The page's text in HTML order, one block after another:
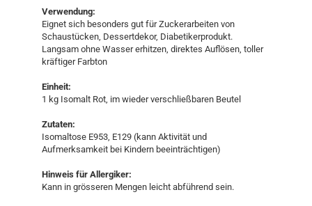
Verwendung:
Eignet sich besonders gut für Zuckerarbeiten von
Schaustücken, Dessertdekor, Diabetikerprodukt.
Langsam ohne Wasser erhitzen, direktes Auflösen, toller
kräftiger Farbton
Einheit:
1 kg Isomalt Rot, im wieder verschließbaren Beutel
Zutaten:
Isomaltose E953, E129 (kann Aktivität und
Aufmerksamkeit bei Kindern beeinträchtigen)
Hinweis für Allergiker:
Kann in grösseren Mengen leicht abführend sein.